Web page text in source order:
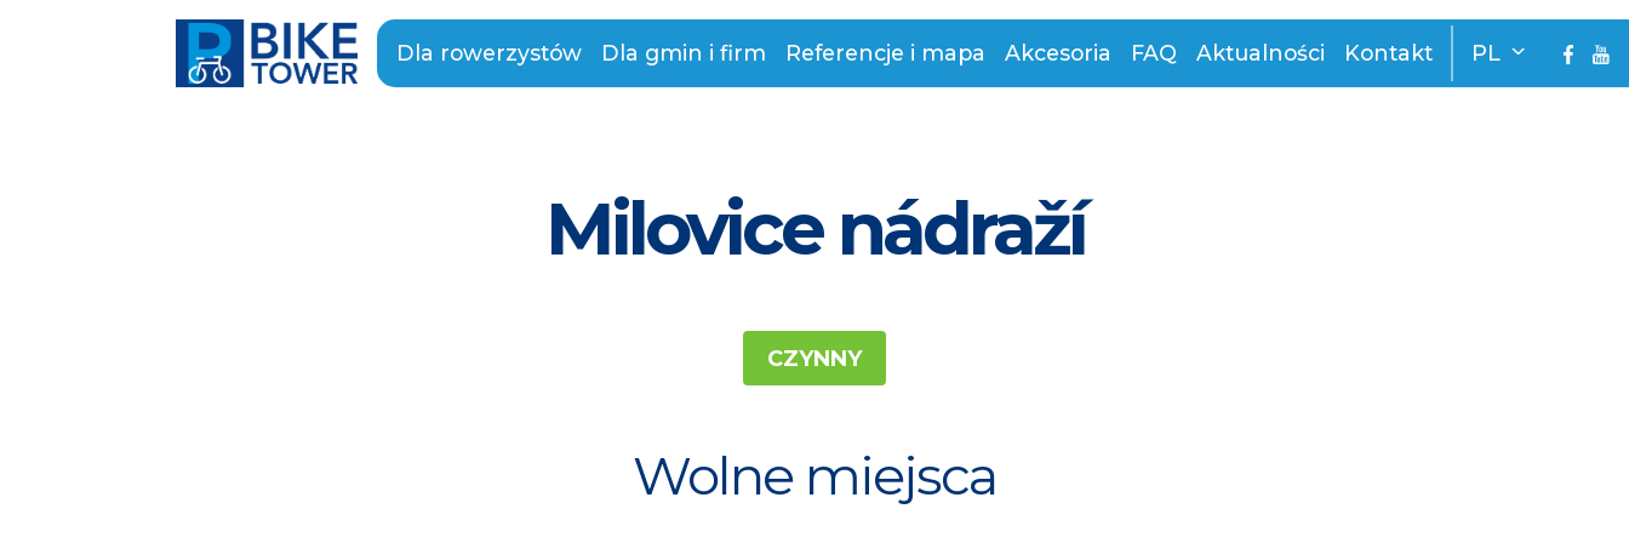
Dla rowerzystów Dla gmin i firm Referencje i mapa Akcesoria FAQ Aktualności Kontakt PL
Milovice nádraží
CZYNNY
Wolne miejsca